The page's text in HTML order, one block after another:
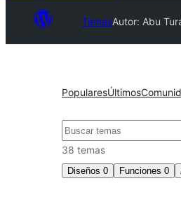
TemasAutor: Abu
PopularesÚltimos
Buscar
38 temas
Diseños 0 Funciones 0